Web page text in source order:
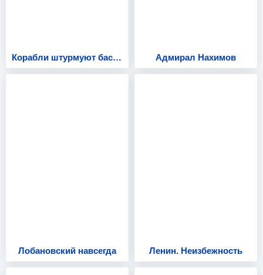
Корабли штурмуют бастионы Адмирал Нахимов
Лобановский навсегда Ленин. Неизбежность